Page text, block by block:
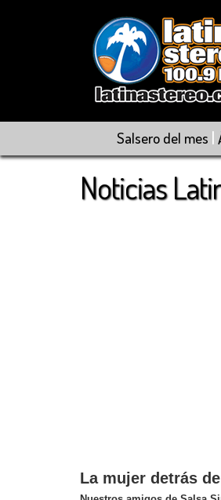
Salsero del mes |
Noticias
La mujer detrás